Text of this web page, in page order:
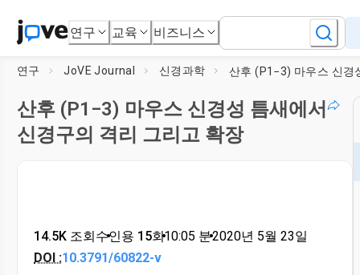
연구 교육 비즈니스
연구 JoVE Journal 신경과학
산후 (P1−3) 마우스 신경성 틈새에서
신경구의 격리 그리고 확장
14.5K 조회수•인용 15회•10:05 분•2020년 5월 23일
DOI :10.3791/60822-v